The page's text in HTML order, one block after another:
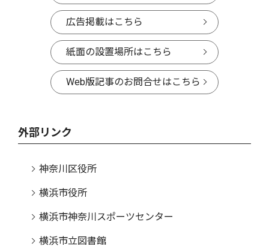
広告掲載はこちら
紙面の設置場所はこちら
Web版記事のお問合せはこちら
外部リンク
神奈川区役所
横浜市役所
横浜市神奈川スポーツセンター
横浜市立図書館